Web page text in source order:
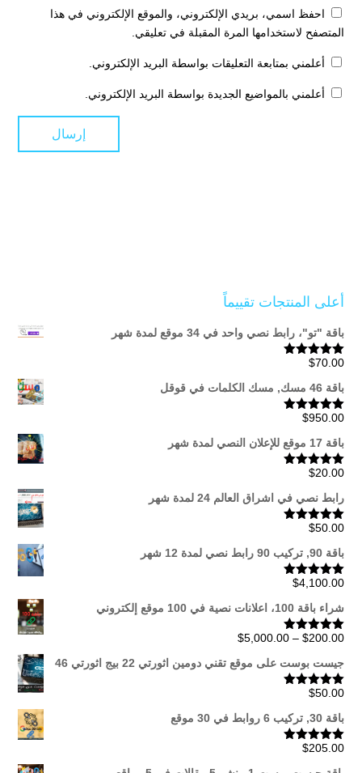
احفظ اسمي، بريدي الإلكتروني، والموقع الإلكتروني في هذا
المتصفح لاستخدامها المرة المقبلة في تعليقي.
أعلمني بمتابعة التعليقات بواسطة البريد الإلكتروني.
أعلمني بالمواضيع الجديدة بواسطة البريد الإلكتروني.
أعلى المنتجات تقييماً
باقة "تو"، رابط نصي واحد في 34 موقع لمدة شهر
تم التقييم
$70.00
باقة 46 مسك, مسك الكلمات في قوقل
تم التقييم
$950.00
باقة 17 موقع للإعلان النصي لمدة شهر
تم التقييم
$20.00
رابط نصي في اشراق العالم 24 لمدة شهر
تم التقييم
$50.00
باقة 90, تركيب 90 رابط نصي لمدة 12 شهر
تم التقييم$4,100.00
شراء باقة 100، اعلانات نصية في 100 موقع إلكتروني
تم التقييم
$200.00
–
$5,000.00 نطاق
من
خلال
جيست بوست على موقع تقني دومين اثورتي 22 بيج اثورتي 46
تم التقييم
$50.00
باقة 30, تركيب 6 روابط في 30 موقع
تم التقييم
$205.00